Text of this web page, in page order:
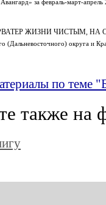
за февраль-март-
ЖИЗНИ ЧИСТЫМ, НА
(Дальневосточного) округа и
по теме
также на